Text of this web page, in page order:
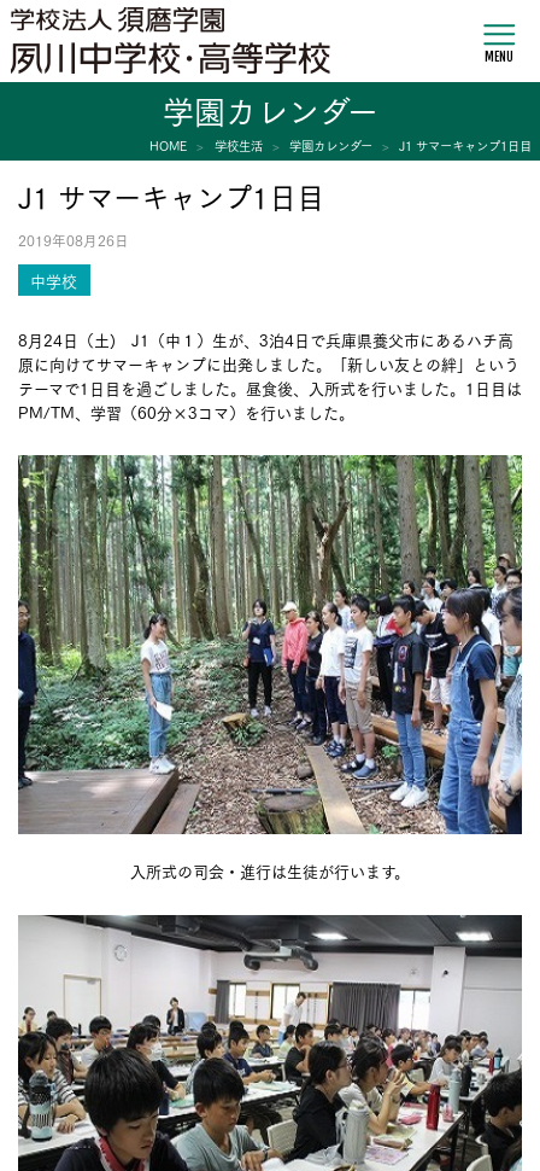
MENU
学園カレンダー
HOME 学校生活 学園カレンダー J1 サマーキャンプ1日目
J1 サマーキャンプ1日目
2019年08月26日
中学校
8月24日（土) J1（中１）生が、3泊4日で兵庫県養父市にあるハチ高
原に向けてサマーキャンプに出発しました。「新しい友との絆」という
テーマで1日目を過ごしました。昼食後、入所式を行いました。1日目は
PM/TM、学習（60分×3コマ）を行いました。
入所式の司会・進行は生徒が行います。